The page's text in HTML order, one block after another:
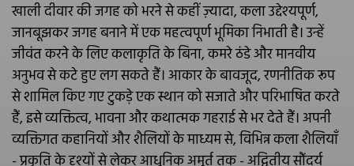
खाली दीवार की जगह को भरने से कहीं ज़्यादा, कला उद्देश्यपूर्ण,
जानबूझकर जगह बनाने में एक महत्वपूर्ण भूमिका निभाती है। उन्हें
जीवंत करने के लिए कलाकृति के बिना, कमरे ठंडे और मानवीय
अनुभव से कटे हुए लग सकते हैं। आकार के बावजूद, रणनीतिक रूप
से शामिल किए गए टुकड़े एक स्थान को सजाते और परिभाषित करते
हैं, इसे व्यक्तित्व, भावना और कथात्मक गहराई से भर देते हैं। अपनी
व्यक्तिगत कहानियों और शैलियों के माध्यम से, विभिन्न कला शैलियाँ